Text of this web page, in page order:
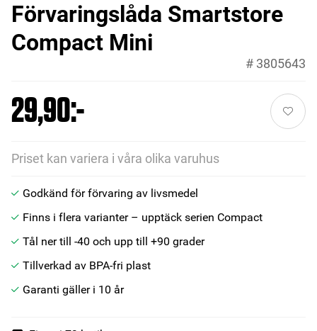
Förvaringslåda Smartstore
Compact Mini
# 3805643
29,90:-
Priset kan variera i våra olika varuhus
Godkänd för förvaring av livsmedel
Finns i flera varianter – upptäck serien Compact
Tål ner till -40 och upp till +90 grader
Tillverkad av BPA-fri plast
Garanti gäller i 10 år